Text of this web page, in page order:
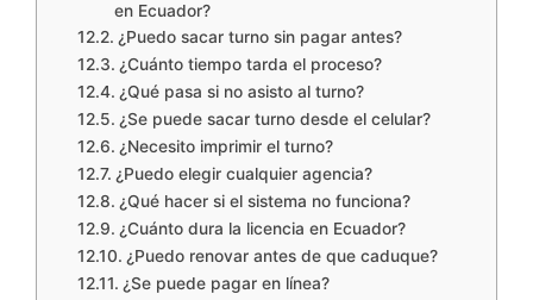
en Ecuador?
¿Puedo sacar turno sin pagar antes?
¿Cuánto tiempo tarda el proceso?
¿Qué pasa si no asisto al turno?
¿Se puede sacar turno desde el celular?
¿Necesito imprimir el turno?
¿Puedo elegir cualquier agencia?
¿Qué hacer si el sistema no funciona?
¿Cuánto dura la licencia en Ecuador?
¿Puedo renovar antes de que caduque?
¿Se puede pagar en línea?